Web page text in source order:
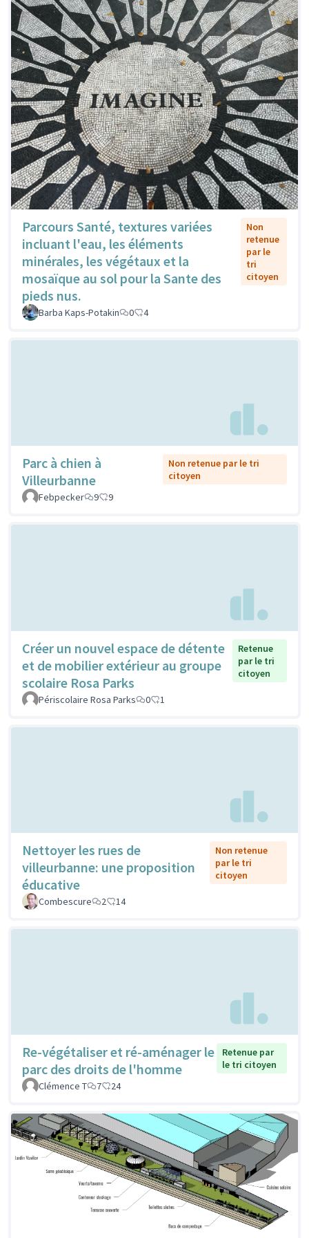
Parcours Santé, textures variées
incluant l'eau, les éléments
minérales, les végétaux et la
mosaïque au sol pour la Sante des
pieds nus.
Non
retenue
par le
tri
citoyen
Barba Kaps-Potakin 0 4
Parc à chien à
Villeurbanne
Non retenue par le tri
citoyen
Febpecker
9 9
Créer un nouvel espace de détente
et de mobilier extérieur au groupe
scolaire Rosa Parks
Retenue
par le tri
citoyen
Périscolaire Rosa Parks 0 1
Nettoyer les rues de
villeurbanne: une proposition
éducative
Non retenue
par le tri
citoyen
Combescure 2 14
Re-végétaliser et ré-aménager le
parc des droits de l'homme
Retenue par
le tri citoyen
Clémence T
7 24